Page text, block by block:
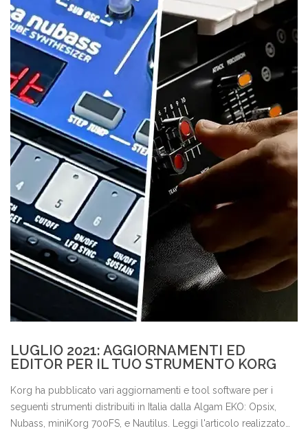
LUGLIO 2021: AGGIORNAMENTI ED
EDITOR PER IL TUO STRUMENTO KORG
Korg ha pubblicato vari aggiornamenti e tool software per i
seguenti strumenti distribuiti in Italia dalla Algam EKO: Opsix,
Nubass, miniKorg 700FS, e Nautilus. Leggi l'articolo realizzato